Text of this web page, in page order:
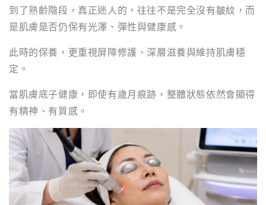
到了熟齡階段，真正迷人的，往往不是完全沒有皺紋，而
是肌膚是否仍保有光澤、彈性與健康感。
此時的保養，更重視屏障修護、深層滋養與維持肌膚穩
定。
當肌膚底子健康，即使有歲月痕跡，整體狀態依然會顯得
有精神、有質感。